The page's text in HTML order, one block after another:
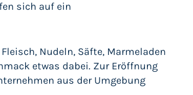
sich auf ein
Nudeln, Säfte, Marmeladen
etwas dabei. Zur Eröffnung
aus der Umgebung